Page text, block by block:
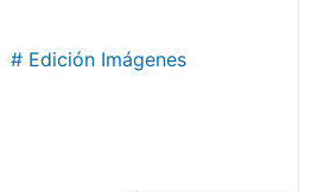
# Edición Imágenes